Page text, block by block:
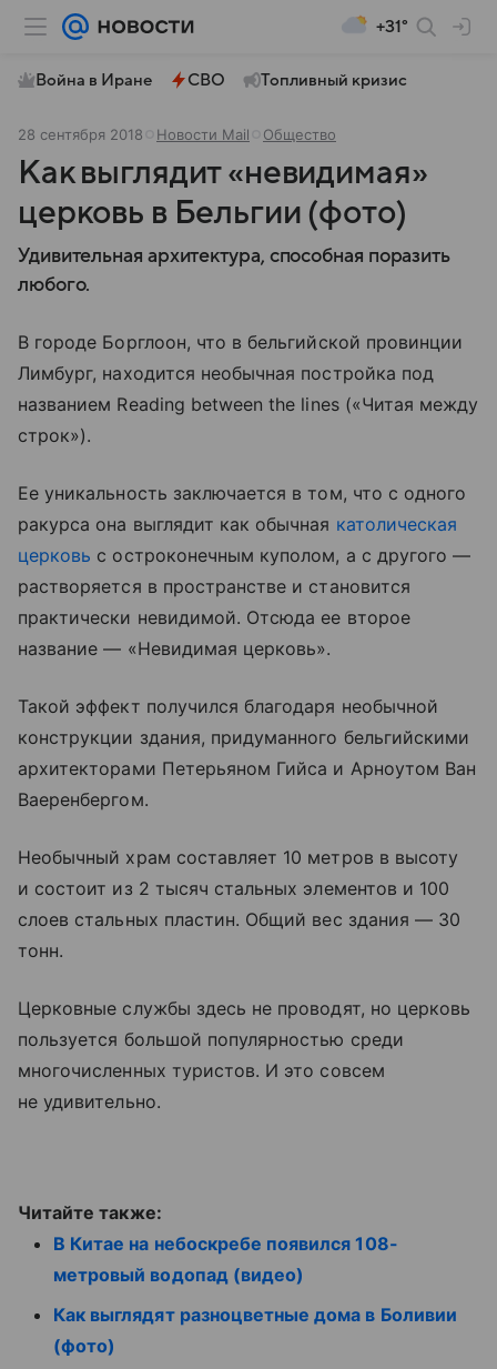
+31°
Война в Иране СВО Топливный кризис
28 сентября 2018 Новости Mail Общество
Как выглядит «невидимая»
церковь в Бельгии (фото)
Удивительная архитектура, способная поразить
любого.
В городе Борглоон, что в бельгийской провинции
Лимбург, находится необычная постройка под
названием Reading between the lines («Читая между
строк»).
Ее уникальность заключается в том, что с одного
ракурса она выглядит как обычная католическая
церковь с остроконечным куполом, а с другого —
растворяется в пространстве и становится
практически невидимой. Отсюда ее второе
название — «Невидимая церковь».
Такой эффект получился благодаря необычной
конструкции здания, придуманного бельгийскими
архитекторами Петерьяном Гийса и Арноутом Ван
Ваеренбергом.
Необычный храм составляет 10 метров в высоту
и состоит из 2 тысяч стальных элементов и 100
слоев стальных пластин. Общий вес здания — 30
тонн.
Церковные службы здесь не проводят, но церковь
пользуется большой популярностью среди
многочисленных туристов. И это совсем
не удивительно.
Читайте также:
В Китае на небоскребе появился 108-
метровый водопад (видео)
Как выглядят разноцветные дома в Боливии
(фото)